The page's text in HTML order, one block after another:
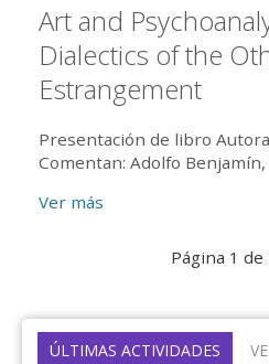
Art and
Dialectics of the
Estrangement
Presentación de libro Autora: Gabriela Goldstein
Comentan: Adolfo
Conduce...
Ver más
Página 1 de
ÚLTIMAS ACTIVIDADES